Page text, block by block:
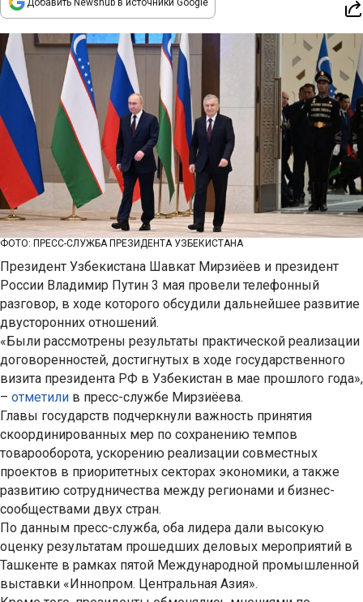
Добавить Newshub в источники Google
ФОТО: ПРЕСС-СЛУЖБА ПРЕЗИДЕНТА УЗБЕКИСТАНА
Президент Узбекистана Шавкат Мирзиёев и президент
России Владимир Путин 3 мая провели телефонный
разговор, в ходе которого обсудили дальнейшее развитие
двусторонних отношений.
«Были рассмотрены результаты практической реализации
договоренностей, достигнутых в ходе государственного
визита президента РФ в Узбекистан в мае прошлого года»,
– отметили в пресс-службе Мирзиёева.
Главы государств подчеркнули важность принятия
скоординированных мер по сохранению темпов
товарооборота, ускорению реализации совместных
проектов в приоритетных секторах экономики, а также
развитию сотрудничества между регионами и бизнес-
сообществами двух стран.
По данным пресс-служба, оба лидера дали высокую
оценку результатам прошедших деловых мероприятий в
Ташкенте в рамках пятой Международной промышленной
выставки «Иннопром. Центральная Азия».